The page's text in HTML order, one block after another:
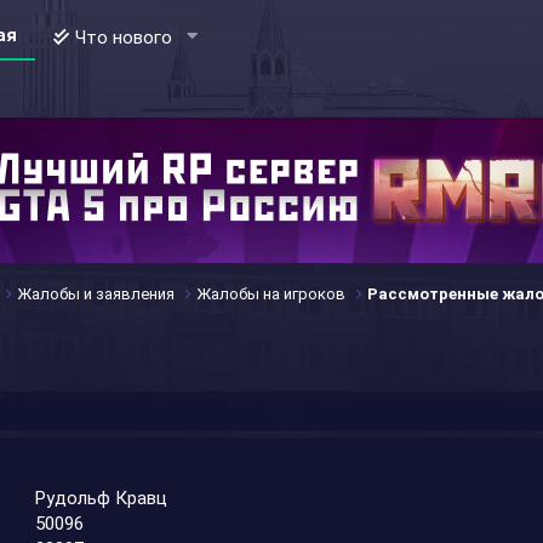
Что нового
Жалобы и заявления Жалобы на игроков Рассмотренные
Рудольф Кравц
50096